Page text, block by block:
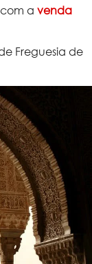
a venda
Freguesia de